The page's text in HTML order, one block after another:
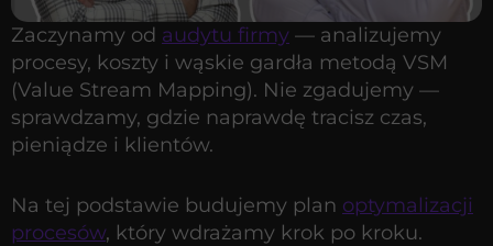
Zaczynamy od audytu firmy — analizujemy
procesy, koszty i wąskie gardła metodą VSM
(Value Stream Mapping). Nie zgadujemy —
sprawdzamy, gdzie naprawdę tracisz czas,
pieniądze i klientów.
Na tej podstawie budujemy plan optymalizacji
procesów, który wdrażamy krok po kroku.